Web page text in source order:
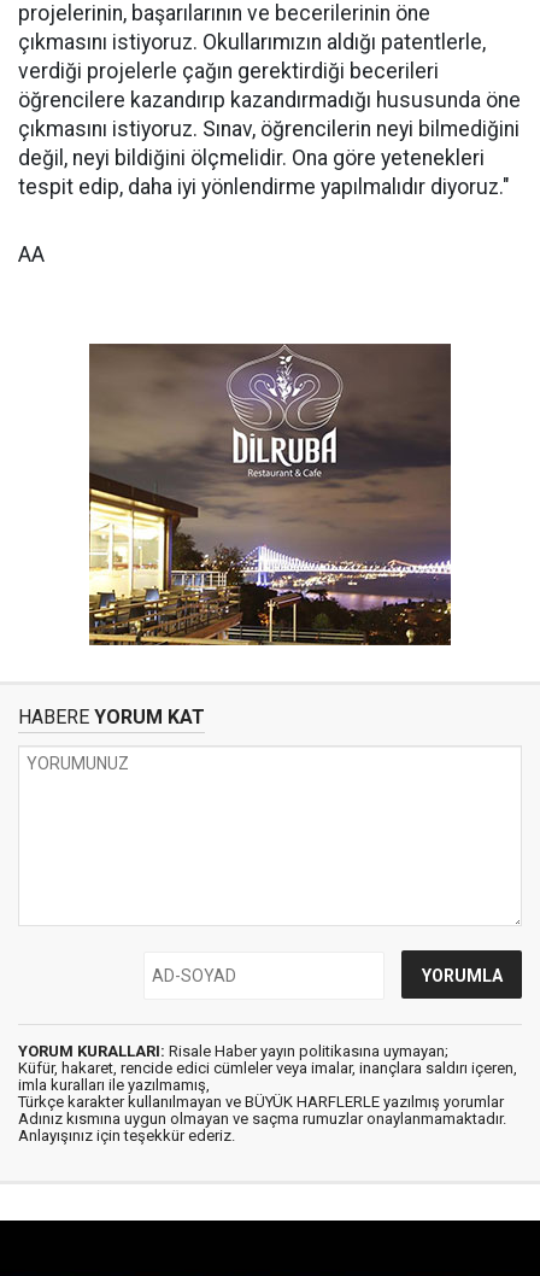
projelerinin, başarılarının ve becerilerinin öne
çıkmasını istiyoruz. Okullarımızın aldığı patentlerle,
verdiği projelerle çağın gerektirdiği becerileri
öğrencilere kazandırıp kazandırmadığı hususunda öne
çıkmasını istiyoruz. Sınav, öğrencilerin neyi bilmediğini
değil, neyi bildiğini ölçmelidir. Ona göre yetenekleri
tespit edip, daha iyi yönlendirme yapılmalıdır diyoruz."
AA
HABERE YORUM KAT
YORUM KURALLARI: Risale Haber yayın politikasına uymayan;
Küfür, hakaret, rencide edici cümleler veya imalar, inançlara saldırı içeren,
imla kuralları ile yazılmamış,
Türkçe karakter kullanılmayan ve BÜYÜK HARFLERLE yazılmış yorumlar
Adınız kısmına uygun olmayan ve saçma rumuzlar onaylanmamaktadır.
Anlayışınız için teşekkür ederiz.